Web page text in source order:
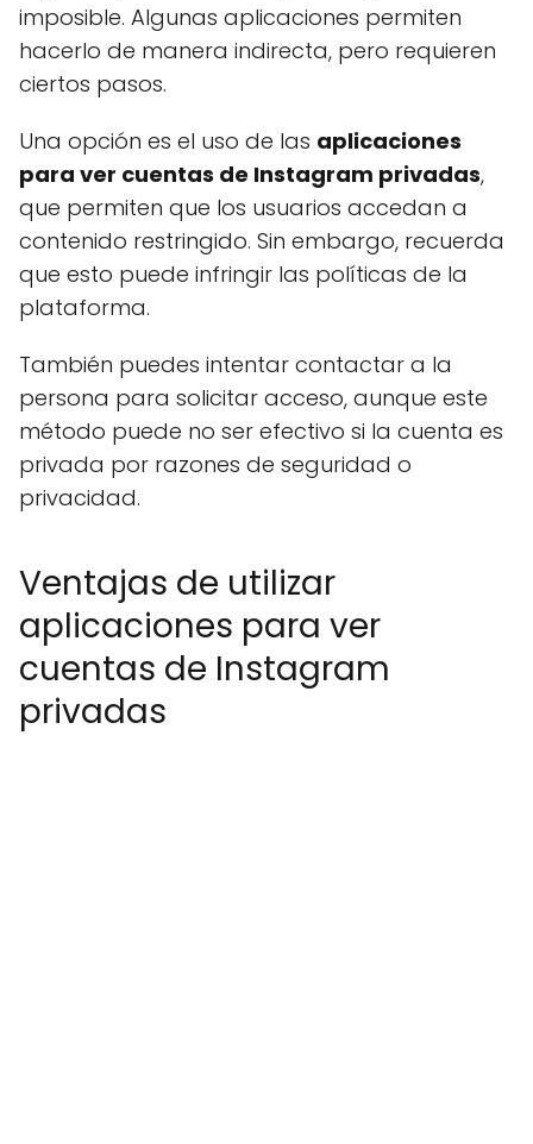
imposible. Algunas aplicaciones permiten
hacerlo de manera indirecta, pero requieren
ciertos pasos.
Una opción es el uso de las aplicaciones
para ver cuentas de Instagram privadas,
que permiten que los usuarios accedan a
contenido restringido. Sin embargo, recuerda
que esto puede infringir las políticas de la
plataforma.
También puedes intentar contactar a la
persona para solicitar acceso, aunque este
método puede no ser efectivo si la cuenta es
privada por razones de seguridad o
privacidad.
Ventajas de utilizar
aplicaciones para ver
cuentas de Instagram
privadas